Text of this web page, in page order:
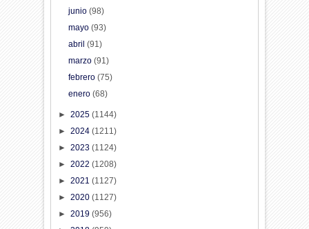
junio (98)
mayo (93)
abril (91)
marzo (91)
febrero (75)
enero (68)
►2025(1144)
►2024(1211)
►2023(1124)
►2022(1208)
►2021(1127)
►2020(1127)
►2019(956)